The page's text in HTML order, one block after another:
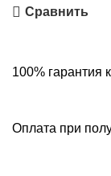
Сравнить
100% гарантия
Оплата при